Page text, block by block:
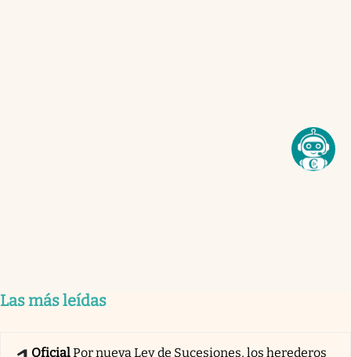
Las más leídas
OficialPor nueva Ley de Sucesiones, los herederos